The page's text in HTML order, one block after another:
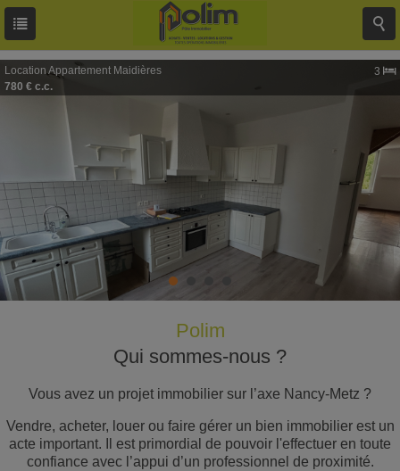
Location Appartement Maidières
3
780 € c.c.
Polim
Qui sommes-nous ?
Vous avez un projet immobilier sur l’axe Nancy-Metz ?
Vendre, acheter, louer ou faire gérer un bien immobilier est un
acte important. Il est primordial de pouvoir l'effectuer en toute
confiance avec l’appui d’un professionnel de proximité.